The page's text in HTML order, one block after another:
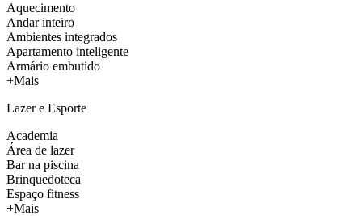
Aquecimento
Andar inteiro
Ambientes integrados
Apartamento inteligente
Armário embutido
+Mais
Lazer e Esporte
Academia
Área de lazer
Bar na piscina
Brinquedoteca
Espaço fitness
+Mais